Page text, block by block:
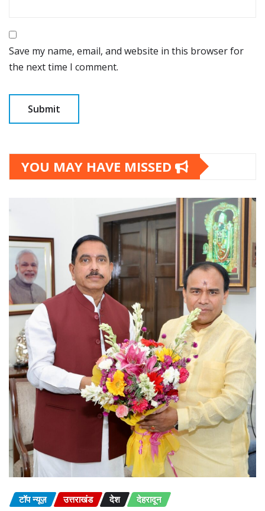
Save my name, email, and website in this browser for
the next time I comment.
YOU MAY HAVE MISSED
टॉप न्यूज़ उत्तराखंड देश देहरादून